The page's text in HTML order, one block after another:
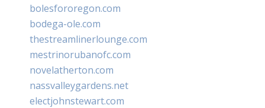
bolesfororegon.com
bodega-ole.com
thestreamlinerlounge.com
mestrinorubanofc.com
novelatherton.com
nassvalleygardens.net
electjohnstewart.com